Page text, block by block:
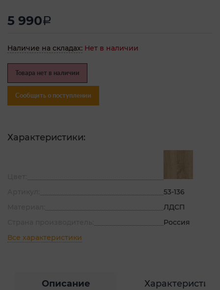
5 990a
Наличие на складах: Нет в наличии
Товара нет в наличии
Сообщить о поступлении
Характеристики:
53-136
ЛДСП
Россия
Все характеристики
Описание Характеристики